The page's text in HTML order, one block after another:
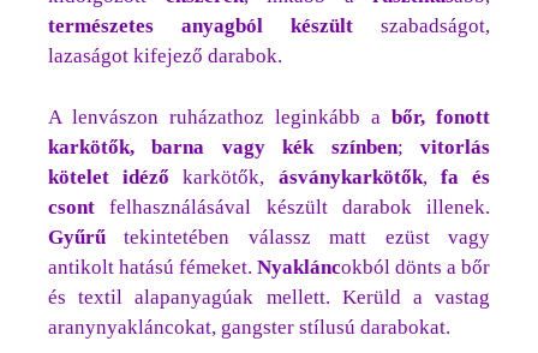
természetes anyagból készült szabadságot,
lazaságot kifejező darabok.
A lenvászon ruházathoz leginkább a bőr, fonott
karkötők, barna vagy kék színben;vitorlás
kötelet idéző karkötők, ásványkarkötők, fa és
csont felhasználásával készült darabok illenek.
Gyűrű tekintetében válassz matt ezüst vagy
antikolt hatású fémeket. Nyakláncokból dönts a bőr
és textil alapanyagúak mellett. Kerüld a vastag
aranynyakláncokat, gangster stílusú darabokat.